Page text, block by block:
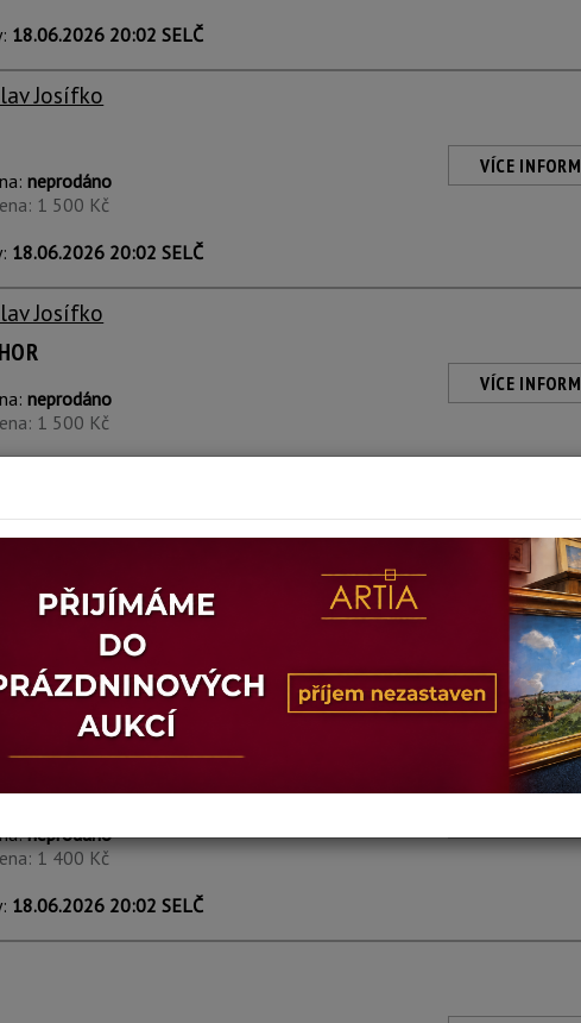
18.06.2026 20:02 SELČ
Josífko
neprodáno
1 500 Kč
18.06.2026 20:02 SELČ
VÍCE
Josífko
neprodáno
1 500 Kč
VÍCE
Josífko
neprodáno
1 500 Kč
18.06.2026 20:02 SELČ
VÍCE
Josífko
neprodáno
1 400 Kč
18.06.2026 20:02 SELČ